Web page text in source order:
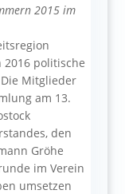
2015 im
2016 politische
Mitglieder
am 13.
den
Gröhe
im Verein
umsetzen